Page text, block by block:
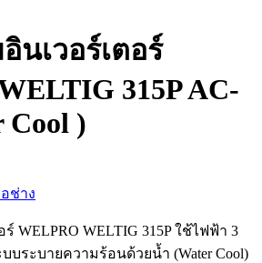
นเวอร์เตอร์
315P AC-
Cool )
ช่าง
WELPRO WELTIG 315P ใช้ไฟฟ้า 3
บระบายความร้อนด้วยน้ำ (Water Cool)